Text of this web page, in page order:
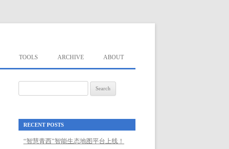
TOOLS ARCHIVE ABOUT
for:
RECENT POSTS
“智慧青西”智能生态地图平台上线！